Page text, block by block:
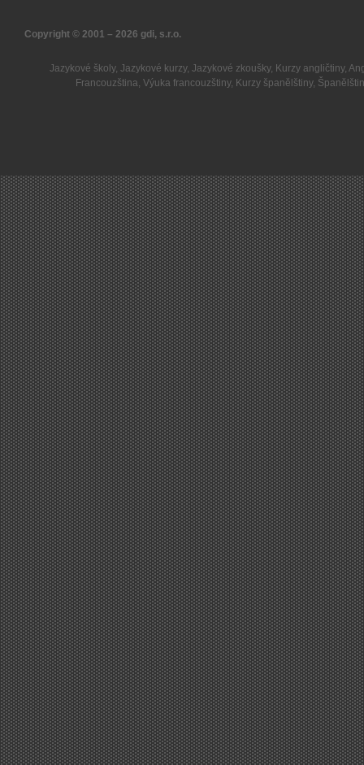
Copyright © 2001 – 2026 gdi, s.r.o.
Jazykové školy, Jazykové kurzy, Jazykové zkoušky, Kurzy angličtiny,
Francouzština,Výuka francouzštiny, Kurzy španělštiny,